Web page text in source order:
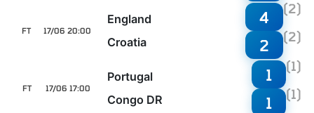
17/06 20:00
FT
England
Croatia
4 (2)
2 (2)
17/06 17:00
FT
Portugal
Congo DR
1 (1)
1 (1)